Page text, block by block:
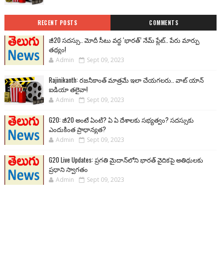
RECENT POSTS COMMENTS
జీ20 సదస్సు.. మోదీ సీటు వద్ద ‘భారత్’ నేమ్ ప్లేట్‌.. పేరు మార్పు
తథ్యం!
Admin Sept 09, 2023
Rajinikanth: రజనీకాంత్ మాత్రమే ఇలా చేయగలరు.. వాట్ యాన్
ఐడియా తలైవా!
Admin Sept 09, 2023
G20: జీ20 అంటే ఏంటి? ఏ ఏ దేశాలకు సభ్యత్వం? సదస్సుకు
ఎందుకింత ప్రాధాన్యత?
Admin Sept 09, 2023
G20 Live Updates: ప్రగతి మైదాన్‌లోని భారత్ వైదికపై అతిథులకు
ప్రధాని స్వాగతం
Admin Sept 09, 2023